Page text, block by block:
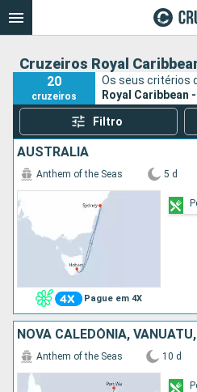
Cruzeiros Royal
20
cruzeiros
Os seus critérios
Royal Caribbean
Filtro
AUSTRALIA
Pague em 4X
Anthem of the Seas 5 d
Anthem of the Seas 10 d